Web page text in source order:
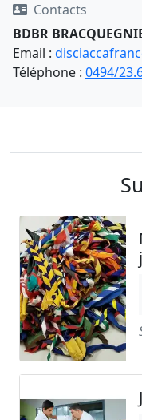
Contacts
BDBR
Email :
Téléphone : 0494/